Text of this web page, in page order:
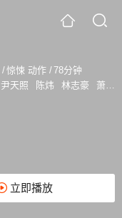
/惊悚 动作 /78分钟
尹天照 陈炜 林志豪
萧依婷
立即播放